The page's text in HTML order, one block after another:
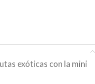
exóticas con la mini